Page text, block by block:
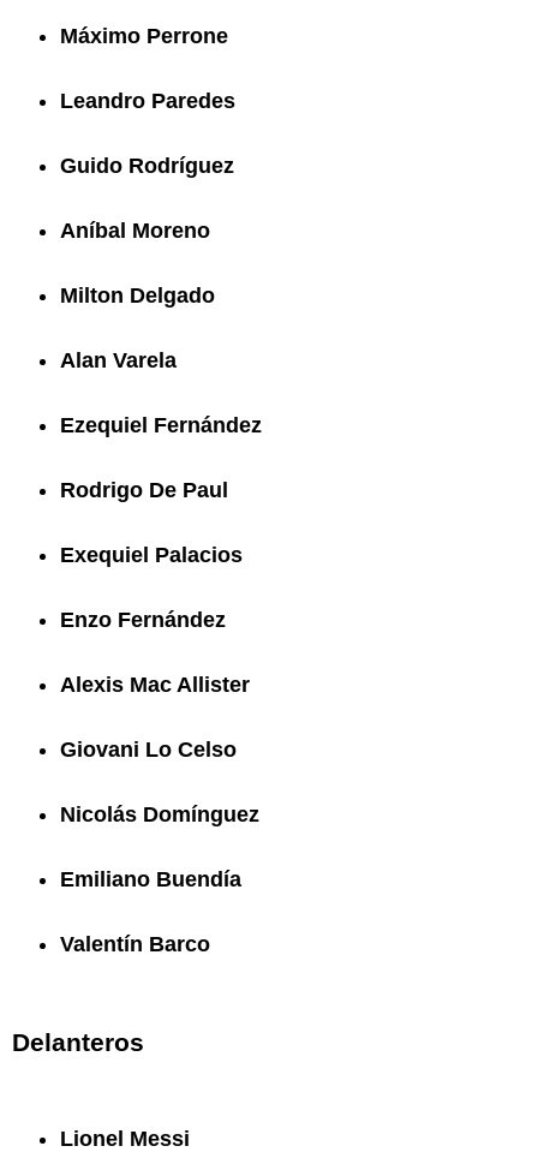
Máximo Perrone
Leandro Paredes
Guido Rodríguez
Aníbal Moreno
Milton Delgado
Alan Varela
Ezequiel Fernández
Rodrigo De Paul
Exequiel Palacios
Enzo Fernández
Alexis Mac Allister
Giovani Lo Celso
Nicolás Domínguez
Emiliano Buendía
Valentín Barco
Delanteros
Lionel Messi